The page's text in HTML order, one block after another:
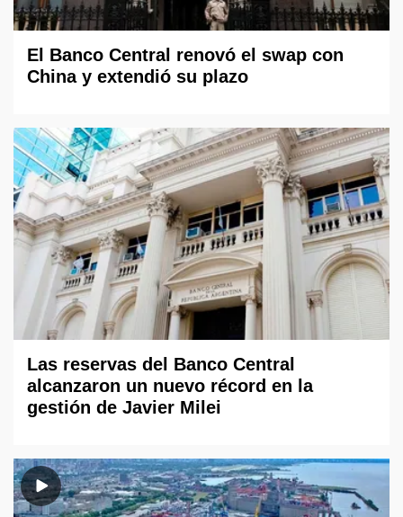
El Banco Central renovó el swap con
China y extendió su plazo
Las reservas del Banco Central
alcanzaron un nuevo récord en la
gestión de Javier Milei